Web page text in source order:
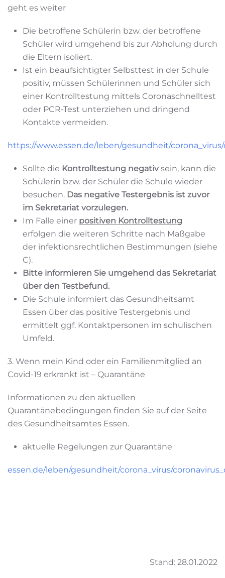
geht es weiter
Die betroffene Schülerin bzw. der betroffene
Schüler wird umgehend bis zur Abholung durch
die Eltern isoliert.
Ist ein beaufsichtigter Selbsttest in der Schule
positiv, müssen Schülerinnen und Schüler sich
einer Kontrolltestung mittels Coronaschnelltest
oder PCR-Test unterziehen und dringend
Kontakte vermeiden.
https://www.essen.de/leben/gesundheit/
Sollte die Kontrolltestung negativsein, kann die
Schülerin bzw. der Schüler die Schule wieder
besuchen. Das negative Testergebnis ist zuvor
im Sekretariat vorzulegen.
Im Falle einer positiven Kontrolltestung
erfolgen die weiteren Schritte nach Maßgabe
der infektionsrechtlichen Bestimmungen (siehe
C).
Bitte informieren Sie umgehend das Sekretariat
über den Testbefund.
Die Schule informiert das Gesundheitsamt
Essen über das positive Testergebnis und
ermittelt ggf. Kontaktpersonen im schulischen
Umfeld.
3. Wenn mein Kind oder ein Familienmitglied an
Covid-19 erkrankt ist – Quarantäne
Informationen zu den aktuellen
Quarantänebedingungen finden Sie auf der Seite
des Gesundheitsamtes Essen.
aktuelle Regelungen zur Quarantäne
essen.de/leben/gesundheit/corona_virus/
Stand: 28.01.2022